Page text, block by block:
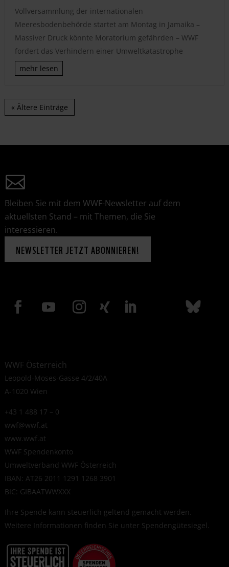
Vollversammlung der internationalen
Meeresbodenbehörde startet am Montag in Jamaika –
Massiver Druck könnte Moratorium gefährden – WWF
fordert das Verhindern einer Umweltkatastrophe
mehr lesen
« Ältere Einträge
Bleiben Sie mit dem WWF-Newsletter auf dem
aktuellsten Stand – mit Themen, die Sie
interessieren.
NEWSLETTER JETZT ABONNIEREN!
WWF Österreich
Leopold-Moses-Gasse 4/2/40A
A-1020 Wien
+43 1 488 17 – 0
wwf@wwf.at
www.wwf.at
WWF Spendenkonto
Umweltverband WWF Österreich
IBAN: AT26 2011 1291 1268 3901
BIC: GIBAATWWXXX
Ihre Spende kann steuerlich geltend gemacht werden.
Weitere Informationen finden Sie unter Spendengütesiegel